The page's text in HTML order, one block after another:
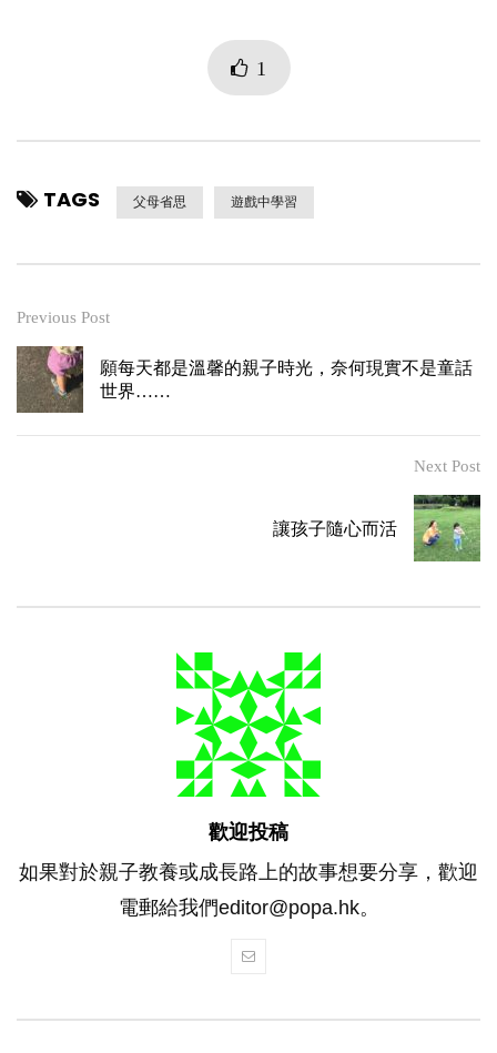
1
TAGS 父母省思 遊戲中學習
Previous Post
願每天都是溫馨的親子時光，奈何現實不是童話
世界……
Next Post
讓孩子隨心而活
歡迎投稿
如果對於親子教養或成長路上的故事想要分享，歡迎
電郵給我們editor@popa.hk。